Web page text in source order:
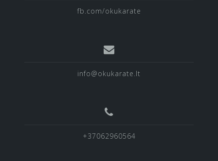
fb.com/okukarate
info@okukarate.lt
+37062960564